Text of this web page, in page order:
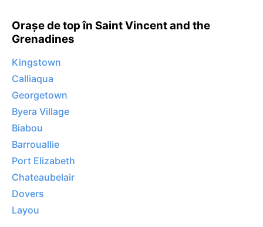
Orașe de top în Saint Vincent and the
Grenadines
Kingstown
Calliaqua
Georgetown
Byera Village
Biabou
Barrouallie
Port Elizabeth
Chateaubelair
Dovers
Layou